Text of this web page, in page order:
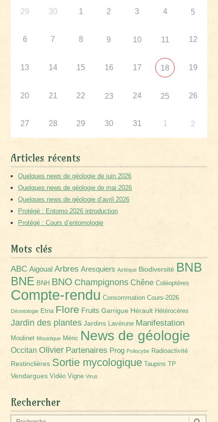
29 30 1 2 3 4 5
6 7 8 9 10 11 12
13 14 15 16 17 18 19
20 21 22 23 24 25 26
27 28 29 30 31 1 2
Articles récents
Quelques news de géologie de juin 2026
Quelques news de géologie de mai 2026
Quelques news de géologie d’avril 2026
Protégé : Entomo 2026 introduction
Protégé : Cours d’entomologie
Mots clés
ABC Aigoual Arbres Aresquiers Aztèque Biodiversité BNB
BNE BNH BNO Champignons Chêne Coléoptères
Compte-rendu Consommation Cours-2026
Déontologie Etna Flore Fruits Garrigue Hérault Hétérocères
Jardin des plantes Jardins Lavérune Manifestation
Moulinet Moustique Méric News de géologie
Occitan Olivier Partenaires Prog Psilocybe Radioactivité
Restinclières Sortie mycologique Taupins TP
Vendargues Vidéo Vigne Virus
Rechercher